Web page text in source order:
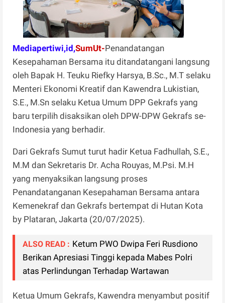
Mediapertiwi,id,SumUt-Penandatangan
Kesepahaman Bersama itu ditandatangani langsung
oleh Bapak H. Teuku Riefky Harsya, B.Sc., M.T selaku
Menteri Ekonomi Kreatif dan Kawendra Lukistian,
S.E., M.Sn selaku Ketua Umum DPP Gekrafs yang
baru terpilih disaksikan oleh DPW-DPW Gekrafs se-
Indonesia yang berhadir.
Dari Gekrafs Sumut turut hadir Ketua Fadhullah, S.E.,
M.M dan Sekretaris Dr. Acha Rouyas, M.Psi. M.H
yang menyaksikan langsung proses
Penandatanganan Kesepahaman Bersama antara
Kemenekraf dan Gekrafs bertempat di Hutan Kota
by Plataran, Jakarta (20/07/2025).
ALSO READ : Ketum PWO Dwipa Feri Rusdiono
Berikan Apresiasi Tinggi kepada Mabes Polri
atas Perlindungan Terhadap Wartawan
Ketua Umum Gekrafs, Kawendra menyambut positif